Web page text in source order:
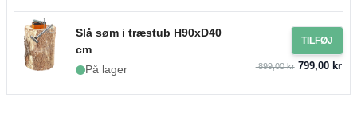
Slå søm i træstub H90xD40
cm
På lager
TILFØJ
899,00 kr799,00 kr